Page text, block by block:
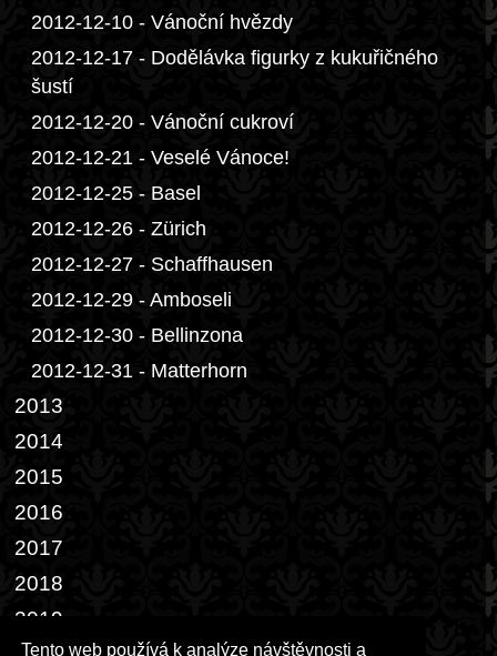
Tento web používá k analýze návštěvnosti a
2012-12-10 - Vánoční hvězdy
2012-12-17 - Dodělávka figurky z kukuřičného
šustí
2012-12-20 - Vánoční cukroví
2012-12-21 - Veselé Vánoce!
2012-12-25 - Basel
2012-12-26 - Zürich
2012-12-27 - Schaffhausen
2012-12-29 - Amboseli
2012-12-30 - Bellinzona
2012-12-31 - Matterhorn
2013
2014
2015
2016
2017
2018
2019